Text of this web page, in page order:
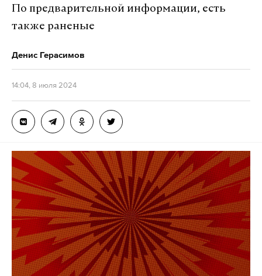
По предварительной информации, есть
также раненые
Денис Герасимов
14:04, 8 июля 2024